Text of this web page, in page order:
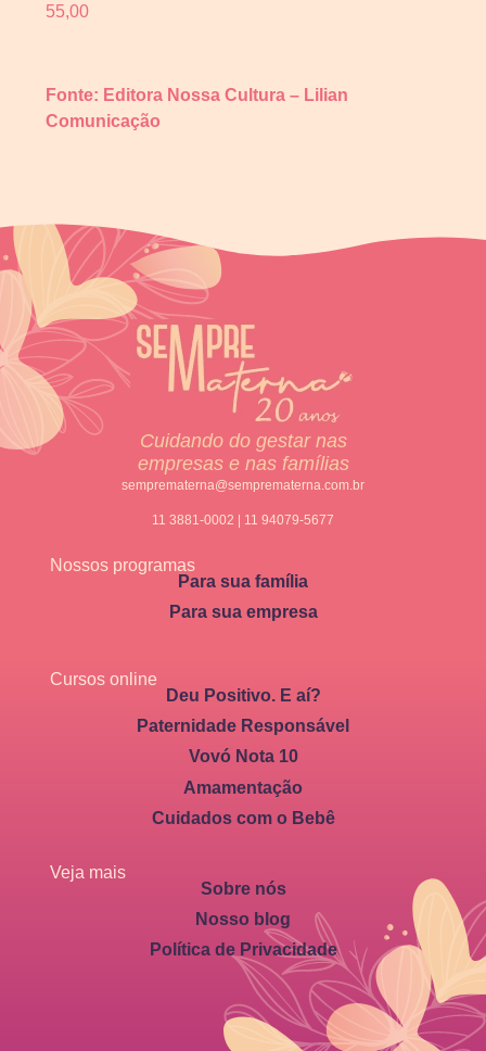
55,00
Fonte: Editora Nossa Cultura – Lilian
Comunicação
Cuidando do gestar nas
empresas e nas famílias
semprematerna@semprematerna.com.br
11 3881-0002 | 11 94079-5677
Nossos programas
Para sua família
Para sua empresa
Cursos online
Deu Positivo. E aí?
Paternidade Responsável
Vovó Nota 10
Amamentação
Cuidados com o Bebê
Veja mais
Sobre nós
Nosso blog
Política de Privacidade